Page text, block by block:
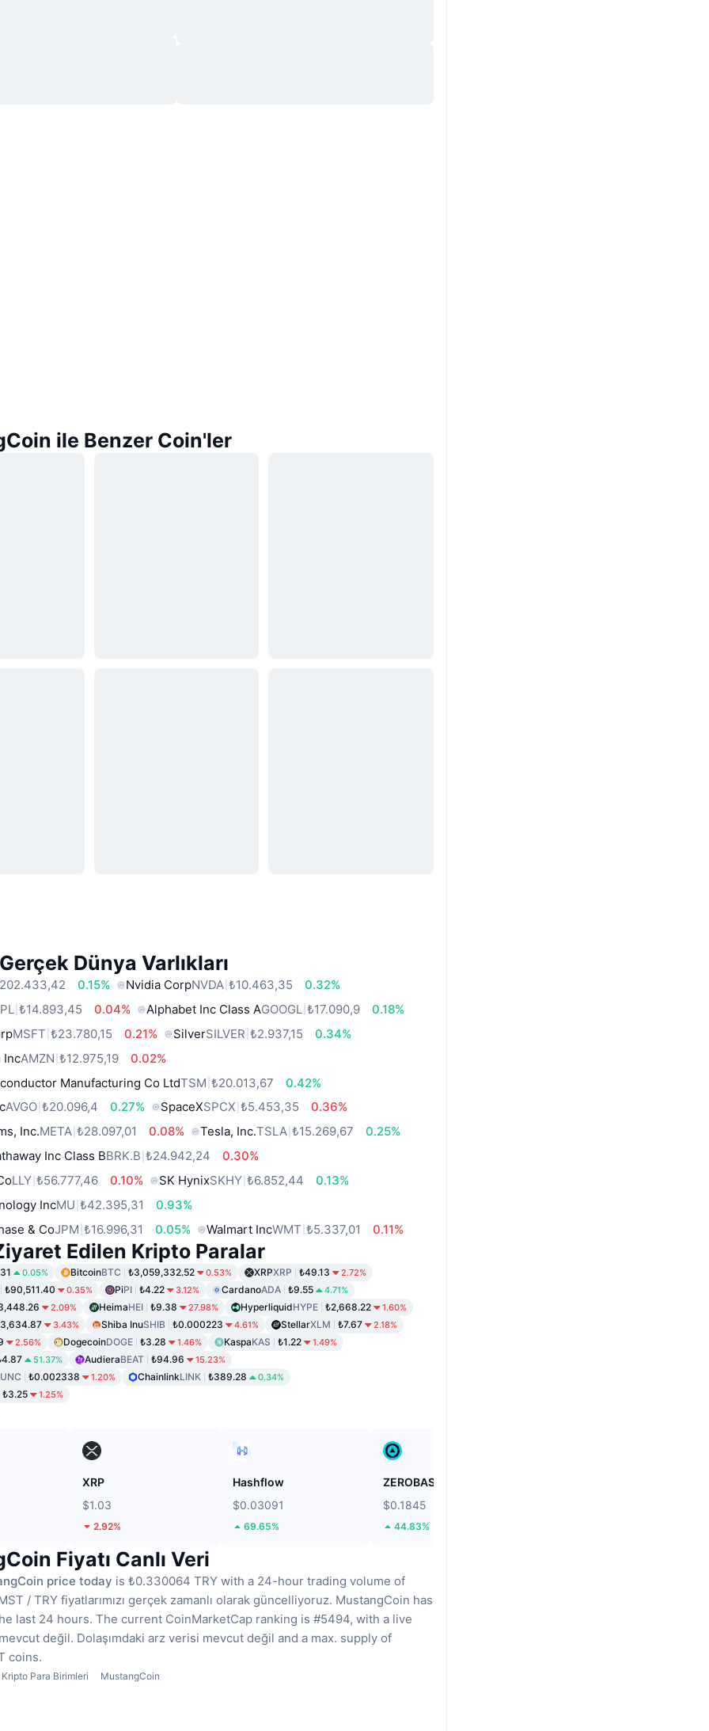
ile Benzer Coin'ler
Dünya Varlıkları
0.15% Nvidia CorpNVDA ₺10.463,35
0.32%
₺14.893,45 0.04% Alphabet Inc Class AGOOGL ₺17.090,9
0.18%
MSFT ₺23.780,15 0.21% SilverSILVER ₺2.937,15
0.34%
IncAMZN ₺12.975,19
0.02%
Manufacturing Co LtdTSM ₺20.013,67
0.42%
AVGO ₺20.096,4 0.27% SpaceXSPCX ₺5.453,35
0.36%
Inc.META ₺28.097,01 0.08% Tesla, Inc.TSLA ₺15.269,67
0.25%
Inc Class BBRK.B ₺24.942,24
0.30%
LLY ₺56.777,46 0.10% SK HynixSKHY ₺6.852,44
0.13%
IncMU ₺42.395,31
0.93%
& CoJPM ₺16.996,31 0.05% Walmart IncWMT ₺5.337,01 0.11%
Edilen Kripto Paralar
0.05% BitcoinBTC ₺3,059,332.52 0.53% XRPXRP ₺49.13 2.72%
₺90,511.40 0.35% PiPI ₺4.22 3.12% CardanoADA ₺9.55 4.71%
2.09% HeimaHEI ₺9.38 27.98% HyperliquidHYPE ₺2,668.22 1.60%
3.43% Shiba InuSHIB ₺0.000223 4.61% StellarXLM ₺7.67 2.18%
2.56% DogecoinDOGE ₺3.28 1.46% KaspaKAS ₺1.22 1.49%
51.37% AudieraBEAT ₺94.96 15.23%
₺0.002338 1.20% ChainlinkLINK ₺389.28 0.34%
₺3.25 1.25%
XRP
$1.03
2.92%
Hashflow
$0.03091
69.65%
ZEROBASE
$0.1845
44.83%
Fiyatı Canlı Veri
price today is ₺0.330064 TRY with a 24-hour trading volume of
/ TRY fiyatlarımızı gerçek zamanlı olarak güncelliyoruz. MustangCoin has
last 24 hours. The current CoinMarketCap ranking is #5494, with a live
değil. Dolaşımdaki arz verisi mevcut değil and a max. supply of
coins.
Kripto Para Birimleri MustangCoin